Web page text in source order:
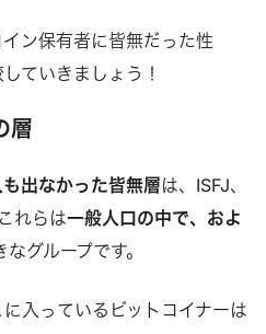
ン保有者に皆無だった性
ていきましょう！
層
出なかった皆無層は、ISFJ、
れらは一般人口の中で、およ
グループです。
入っているビットコイナーは